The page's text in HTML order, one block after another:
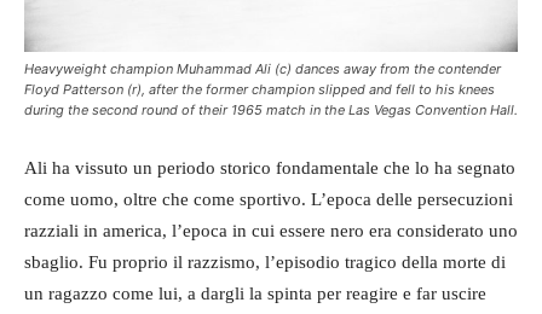
Heavyweight champion Muhammad Ali (c) dances away from the contender
Floyd Patterson (r), after the former champion slipped and fell to his knees
during the second round of their 1965 match in the Las Vegas Convention Hall.
Ali ha vissuto un periodo storico fondamentale che lo ha segnato
come uomo, oltre che come sportivo. L’epoca delle persecuzioni
razziali in america, l’epoca in cui essere nero era considerato uno
sbaglio. Fu proprio il razzismo, l’episodio tragico della morte di
un ragazzo come lui, a dargli la spinta per reagire e far uscire